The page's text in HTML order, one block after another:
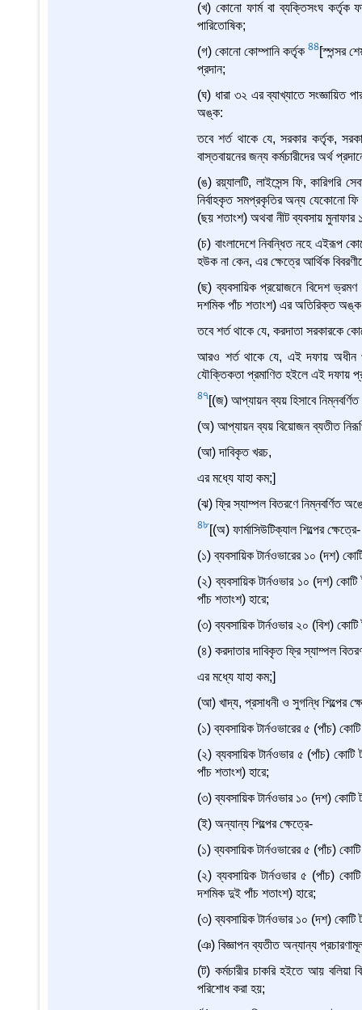
(খ) কোনো ফার্ম বা ব্যক্তিসংঘ কর্তৃক
পারিতোষিক;
(গ) কোনো কোম্পানি কর্তৃক44[স্পন্সর
প্রদান;
(ঘ) ধারা ৩২ এর ব্যাখ্যাতে সংজ্ঞায়িত
অঙ্ক:
তবে শর্ত থাকে যে, সরকার কর্তৃক,
বাস্তবায়নের জন্য কর্মচারীদের অর্থ
(ঙ) রয়্যালটি, লাইসেন্স ফি, কারিগরি
নির্বাহকৃত সমপ্রকৃতির অন্য যেকোনো ফি
(ছয় শতাংশ) অথবা নীট ব্যবসায়
(চ) বাংলাদেশে নিবন্ধিত নহে এইরূপ
হউক না কেন, এর ক্ষেত্রে আর্থিক
(ছ) ব্যবসায়িক প্রয়োজনে বিদেশ ভ্রমণ
দশমিক পাঁচ শতাংশ) এর অতিরিক্ত
তবে শর্ত থাকে যে, করদাতা সরকারকে
আরও শর্ত থাকে যে, এই দফায় অধীন
যৌক্তিকতা প্রমাণিত হইলে এই দফায়
47[(জ) আপ্যায়ন ব্যয় হিসাবে
(অ) আপ্যায়ন ব্যয় বিয়োজন ব্যতীত
(আ) দাবিকৃত খরচ,
এর মধ্যে যাহা কম;]
(ঝ) ফ্রি স্যাম্পল বিতরণে নিম্নবর্ণিত
48[(অ) ফার্মাসিউটিক্যাল শিল্পের ক্ষেত্রে-
(১) ব্যবসায়িক টার্নওভারের ১০ (দশ)
(২) ব্যবসায়িক টার্নওভার ১০ (দশ)
পাঁচ শতাংশ) হারে;
(৩) ব্যবসায়িক টার্নওভার ২০ (বিশ)
(৪) করদাতার দাবিকৃত ফ্রি স্যাম্পল
এর মধ্যে যাহা কম;]
(আ) খাদ্য, প্রসাধনী ও সুগন্ধি শিল্পের
(১) ব্যবসায়িক টার্নওভারের ৫ (পাঁচ)
(২) ব্যবসায়িক টার্নওভার ৫ (পাঁচ)
পাঁচ শতাংশ) হারে;
(৩) ব্যবসায়িক টার্নওভার ১০ (দশ)
(ই) অন্যান্য শিল্পের ক্ষেত্রে-
(১) ব্যবসায়িক টার্নওভারের ৫ (পাঁচ)
(২) ব্যবসায়িক টার্নওভার ৫ (পাঁচ)
দশমিক দুই পাঁচ শতাংশ) হারে;
(৩) ব্যবসায়িক টার্নওভার ১০ (দশ)
(ঞ) বিজ্ঞাপন ব্যতীত অন্যান্য
(ট) কর্মচারীর চাকরি হইতে আয়
পরিশোধ করা হয়;